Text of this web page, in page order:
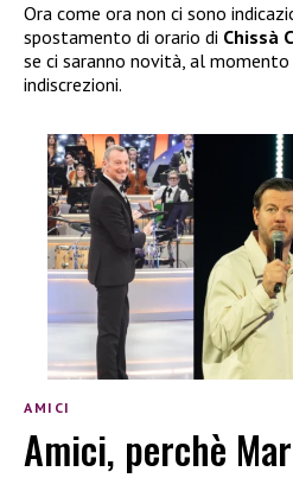
Ora come ora non ci sono
spostamento di orario di Chissà
se ci saranno novità, al
indiscrezioni.
AMICI
Amici, perchè